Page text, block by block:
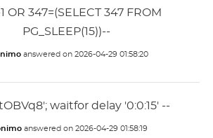
OR 347=(SELECT 347 FROM
PG_SLEEP(15))--
answered on 2026-04-29 01:58:20
waitfor delay '0:0:15' --
answered on 2026-04-29 01:58:19